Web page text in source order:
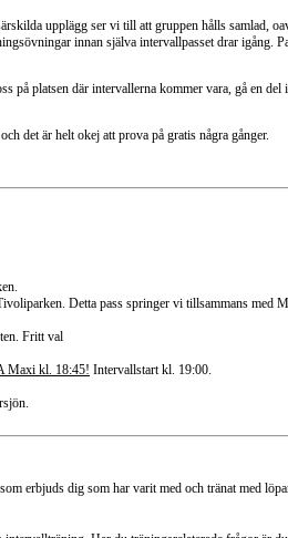
upplägg ser vi till att gruppen hålls samlad,
innan själva intervallpasset drar igång.
på platsen där intervallerna kommer vara, gå en
det är helt okej att prova på gratis några gånger.
Detta pass springer vi tillsammans med
Fritt val
Maxi kl. 18:45! Intervallstart kl. 19:00.
erbjuds dig som har varit med och tränat med